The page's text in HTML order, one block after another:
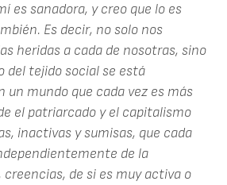
es sanadora, y creo que lo es
Es decir, no solo nos
heridas a cada de nosotras, sino
del tejido social se está
un mundo que cada vez es más
el patriarcado y el capitalismo
inactivas y sumisas, que cada
de la
creencias, de si es muy activa o